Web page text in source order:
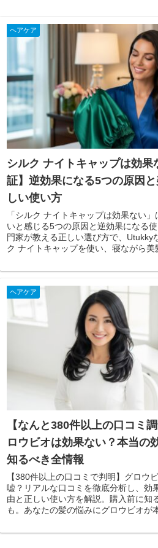
ヘアケア
シルク ナイトキャップは効果
証】逆効果になる5つの原因
しい使い方
「シルク ナイトキャップは効果ない
いと感じる5つの原因と逆効果になる
門家が教える正しい選び方で、Utukky
ク ナイトキャップを使い、寝ながら美
ヘアケア
【なんと380件以上の口コミ
ロウビオは効果ない？本当の
知るべき全情報
【380件以上の口コミで判明】グロウ
嘘？リアルな口コミを徹底分析し、効
由と正しい使い方を解説。購入前に知
も。あなたの髪の悩みにグロウビオが